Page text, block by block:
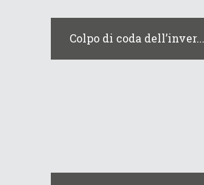
Colpo di coda dell’inver...